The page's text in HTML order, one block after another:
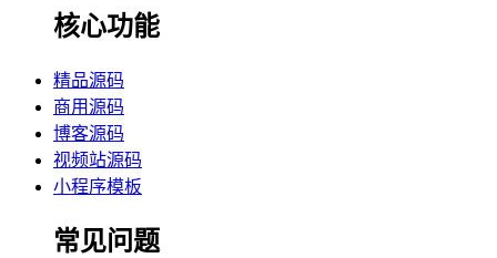
核心功能
精品源码
商用源码
博客源码
视频站源码
小程序模板
常见问题